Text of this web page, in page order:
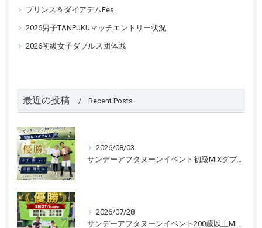
プリンス＆ダイアデムFes
2026男子TANPUKUマッチエントリー状況
2026初級女子ダブルス団体戦
最近の投稿 Recent Posts
2026/08/03
サンデーアフタヌーンイベント初級MIXダブルス開催
2026/07/28